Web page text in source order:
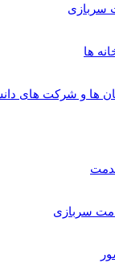
و شرکت های دانش